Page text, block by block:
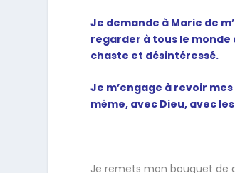
Je demande à Marie de
regarder à tous le monde
chaste et désintéressé.
Je m’engage à revoir
même, avec Dieu, avec
Je remets mon bouquet de